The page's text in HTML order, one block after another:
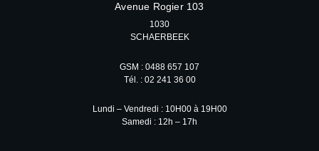
Avenue Rogier 103
1030
SCHAERBEEK
GSM : 0488 657 107
Tél. : 02 241 36 00
Lundi – Vendredi : 10H00 à 19H00
Samedi : 12h – 17h